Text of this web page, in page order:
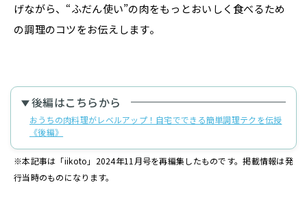
げながら、“ふだん使い”の肉をもっとおいしく食べるため
の調理のコツをお伝えします。
後編はこちらから
おうちの肉料理がレベルアップ！自宅でできる簡単調理テクを伝授
《後編》
※本記事は「iikoto」2024年11月号を再編集したものです。掲載情報は発
行当時のものになります。